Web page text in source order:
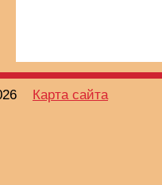
Карта сайта